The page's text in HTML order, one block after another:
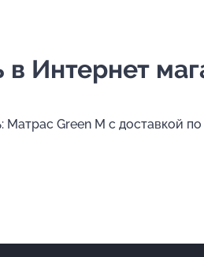
в Интернет
Матрас Green M с доставкой